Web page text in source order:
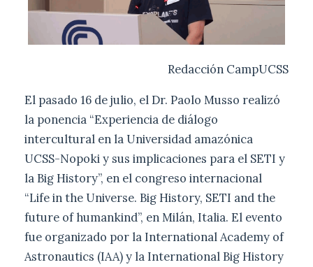
Redacción CampUCSS
El pasado 16 de julio, el Dr. Paolo Musso realizó
la ponencia “Experiencia de diálogo
intercultural en la Universidad amazónica
UCSS-Nopoki y sus implicaciones para el SETI y
la Big History”, en el congreso internacional
“Life in the Universe. Big History, SETI and the
future of humankind”, en Milán, Italia. El evento
fue organizado por la International Academy of
Astronautics (IAA) y la International Big History